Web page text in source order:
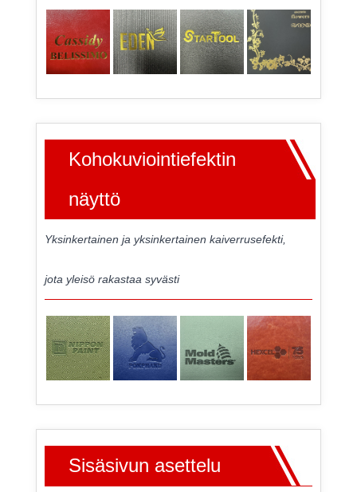
Kohokuviointiefektin
näyttö
Yksinkertainen ja yksinkertainen kaiverrusefekti,
jota yleisö rakastaa syvästi
Sisäsivun asettelu